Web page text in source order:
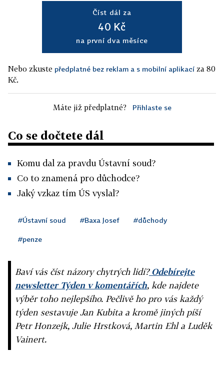
Číst dál za
40 Kč
na první dva měsíce
Nebo zkuste předplatné bez reklam a s mobilní aplikací za 80
Kč.
Máte již předplatné? Přihlaste se
Co se dočtete dál
Komu dal za pravdu Ústavní soud?
Co to znamená pro důchodce?
Jaký vzkaz tím ÚS vyslal?
#Ústavní soud #Baxa Josef #důchody
#penze
Baví vás číst názory chytrých lidí?Odebírejte
newsletter Týden v komentářích, kde najdete
výběr toho nejlepšího. Pečlivě ho pro vás každý
týden sestavuje Jan Kubita a kromě jiných píší
Petr Honzejk, Julie Hrstková, Martin Ehl a Luděk
Vainert.